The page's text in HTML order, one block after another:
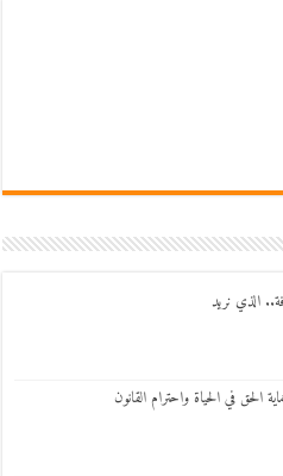
الذي نريد
الحق في الحياة واحترام القانون